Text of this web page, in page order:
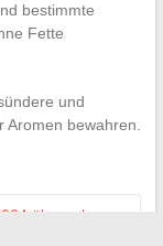
bestimmte
Fette
und
Aromen bewahren.
übernehmen